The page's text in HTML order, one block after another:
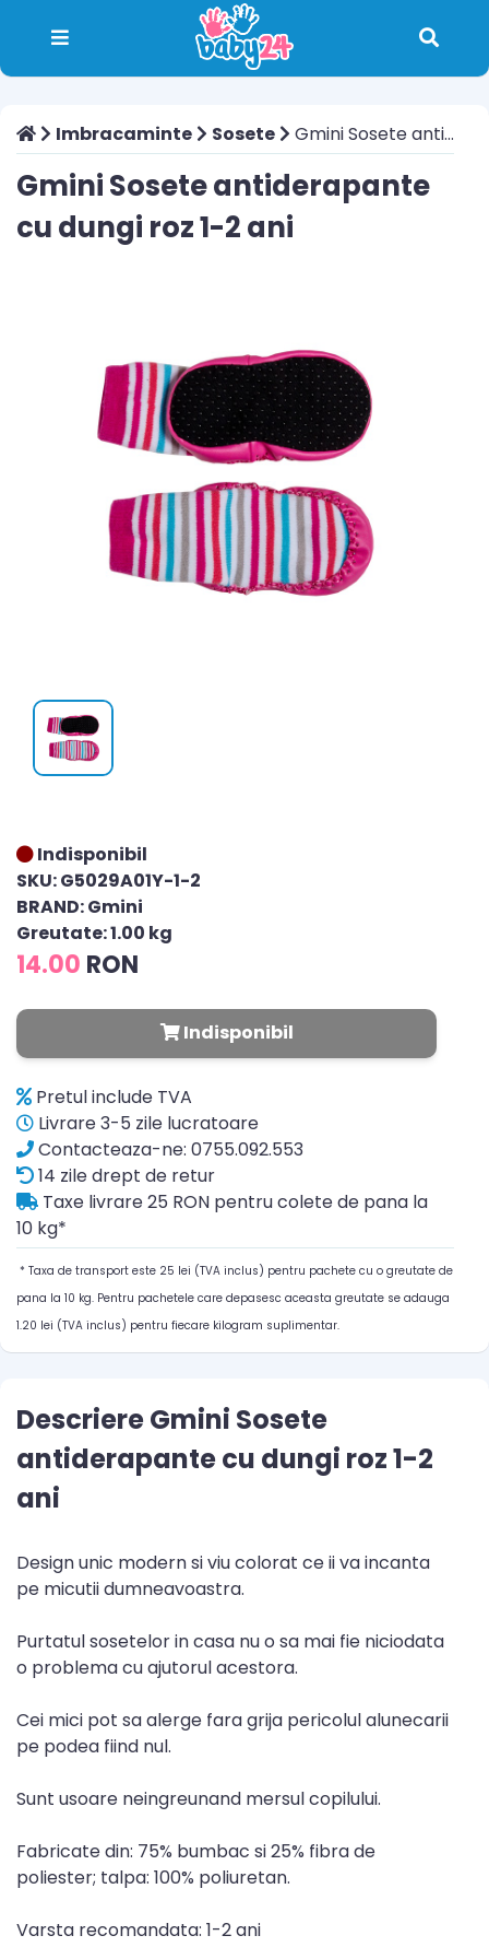
Imbracaminte Sosete Gmini Sosete antiderapante cu dungi roz 1-2 ani
Gmini Sosete antiderapante
cu dungi roz 1-2 ani
Indisponibil
SKU: G5029A01Y-1-2
BRAND: Gmini
Greutate: 1.00 kg
14.00 RON
Indisponibil
Pretul include TVA
Livrare 3-5 zile lucratoare
Contacteaza-ne: 0755.092.553
14 zile drept de retur
Taxe livrare 25 RON pentru colete de pana la
10 kg*
* Taxa de transport este 25 lei (TVA inclus) pentru pachete cu o greutate de
pana la 10 kg. Pentru pachetele care depasesc aceasta greutate se adauga
1.20 lei (TVA inclus) pentru fiecare kilogram suplimentar.
Descriere Gmini Sosete
antiderapante cu dungi roz 1-2
ani
Design unic modern si viu colorat ce ii va incanta
pe micutii dumneavoastra.
Purtatul sosetelor in casa nu o sa mai fie niciodata
o problema cu ajutorul acestora.
Cei mici pot sa alerge fara grija pericolul alunecarii
pe podea fiind nul.
Sunt usoare neingreunand mersul copilului.
Fabricate din: 75% bumbac si 25% fibra de
poliester; talpa: 100% poliuretan.
Varsta recomandata: 1-2 ani